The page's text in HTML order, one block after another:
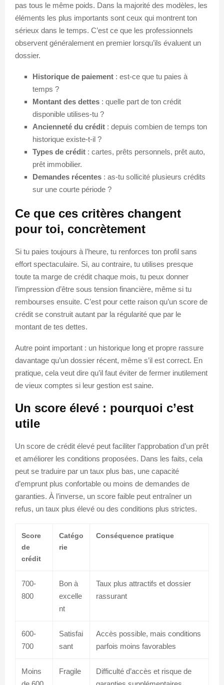
pas tous le même poids. Dans la majorité des modèles, les
éléments les plus importants sont ceux qui montrent ton
sérieux dans le temps. C’est ce que les professionnels
observent généralement en premier lorsqu’ils évaluent un
dossier.
Historique de paiement : est-ce que tu paies à
temps ?
Montant des dettes : quelle part de ton crédit
disponible utilises-tu ?
Ancienneté du crédit : depuis combien de temps ton
historique existe-t-il ?
Types de crédit : cartes, prêts personnels, prêt auto,
prêt immobilier.
Demandes récentes : as-tu sollicité plusieurs crédits
sur une courte période ?
Ce que ces critères changent
pour toi, concrètement
Si tu paies toujours à l’heure, tu renforces ton profil sans
effort spectaculaire. Si, au contraire, tu utilises presque
toute ta marge de crédit chaque mois, tu peux donner
l’impression d’être sous tension financière, même si tu
rembourses ensuite. C’est pour cette raison qu’un score de
crédit se construit autant par la régularité que par le
montant de tes dettes.
Autre point important : un historique long et propre rassure
davantage qu’un dossier récent, même s’il est correct. En
pratique, cela veut dire qu’il faut éviter de fermer inutilement
de vieux comptes si leur gestion est saine.
Un score élevé : pourquoi c’est
utile
Un score de crédit élevé peut faciliter l’approbation d’un prêt
et améliorer les conditions proposées. Dans les faits, cela
peut se traduire par un taux plus bas, une capacité
d’emprunt plus confortable ou moins de demandes de
garanties. À l’inverse, un score faible peut entraîner un
refus, un taux plus élevé ou des conditions plus strictes.
Score
de
crédit
Catégo
rie
Conséquence pratique
700-
800
Bon à
excelle
nt
Taux plus attractifs et dossier
rassurant
600-
700
Satisfai
sant
Accès possible, mais conditions
parfois moins favorables
Moins
Fragile
Difficulté d’accès et risque de